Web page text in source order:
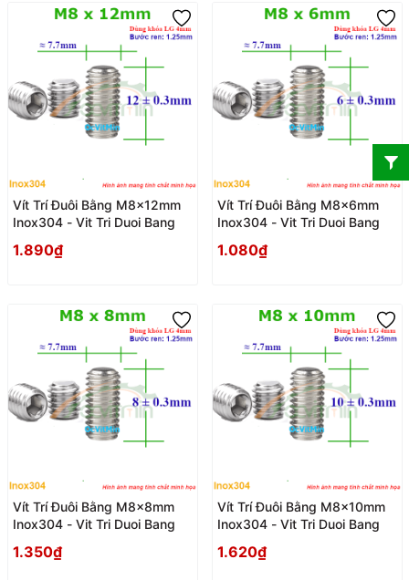
Vít Trí Đuôi Bằng M8x12mm
Inox304 - Vit Tri Duoi Bang
1.890₫
Vít Trí Đuôi Bằng M8x6mm
Inox304 - Vit Tri Duoi Bang
1.080₫
Vít Trí Đuôi Bằng M8x8mm
Inox304 - Vit Tri Duoi Bang
1.350₫
Vít Trí Đuôi Bằng M8x10mm
Inox304 - Vit Tri Duoi Bang
1.620₫